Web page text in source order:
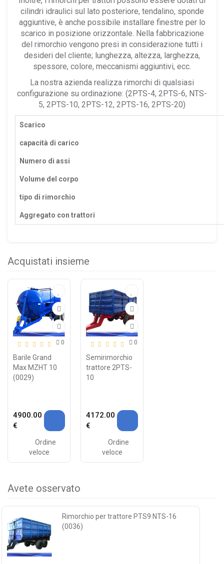
cilindri idraulici sul lato posteriore, tendalino, sponde
aggiuntive, è anche possibile installare finestre per lo
scarico in posizione orizzontale. Nella fabbricazione
del rimorchio vengono presi in considerazione tutti i
desideri del cliente; lunghezza, altezza, larghezza,
spessore, colore, meccanismi aggiuntivi, ecc.
La nostra azienda realizza rimorchi di qualsiasi
configurazione su ordinazione: (2PTS-4, 2PTS-6, NTS-
5, 2PTS-10, 2PTS-12, 2PTS-16, 2PTS-20)
Scarico
capacità di carico
Numero di assi
Volume del corpo
tipo di rimorchio
Aggregato con trattori
Acquistati insieme
0
Barile Grand
Max MZHT 10
(0029)
4900.00
€
Ordine
veloce
0
Semirimorchio
trattore 2PTS-
10
4172.00
€
Ordine
veloce
Avete osservato
Rimorchio per trattore PTS9 NTS-16
(0036)